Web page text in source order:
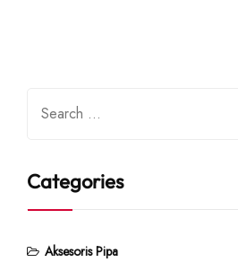
Categories
Aksesoris Pipa